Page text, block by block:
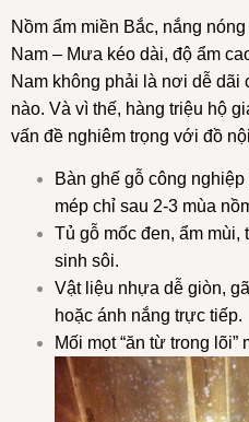
Nồm ẩm miền Bắc, nắng
Nam – Mưa kéo dài, độ ẩm
Nam không phải là nơi dễ dãi
nào. Và vì thế, hàng triệu hộ
vấn đề nghiêm trọng với đồ
Bàn ghế gỗ công
mép chỉ sau 2-3 mùa
Tủ gỗ mốc đen, ẩm mùi,
sinh sôi.
Vật liệu nhựa dễ giòn,
hoặc ánh nắng trực tiếp.
Mối mọt “ăn từ trong